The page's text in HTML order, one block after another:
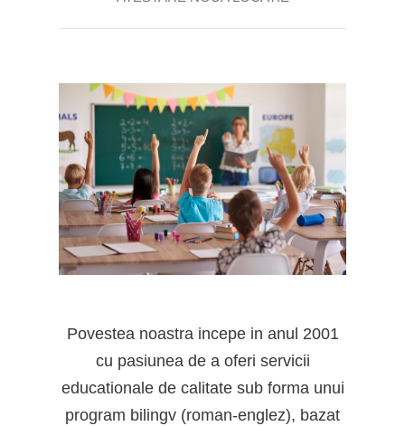
Povestea noastra incepe in anul 2001
cu pasiunea de a oferi servicii
educationale de calitate sub forma unui
program bilingv (roman-englez), bazat